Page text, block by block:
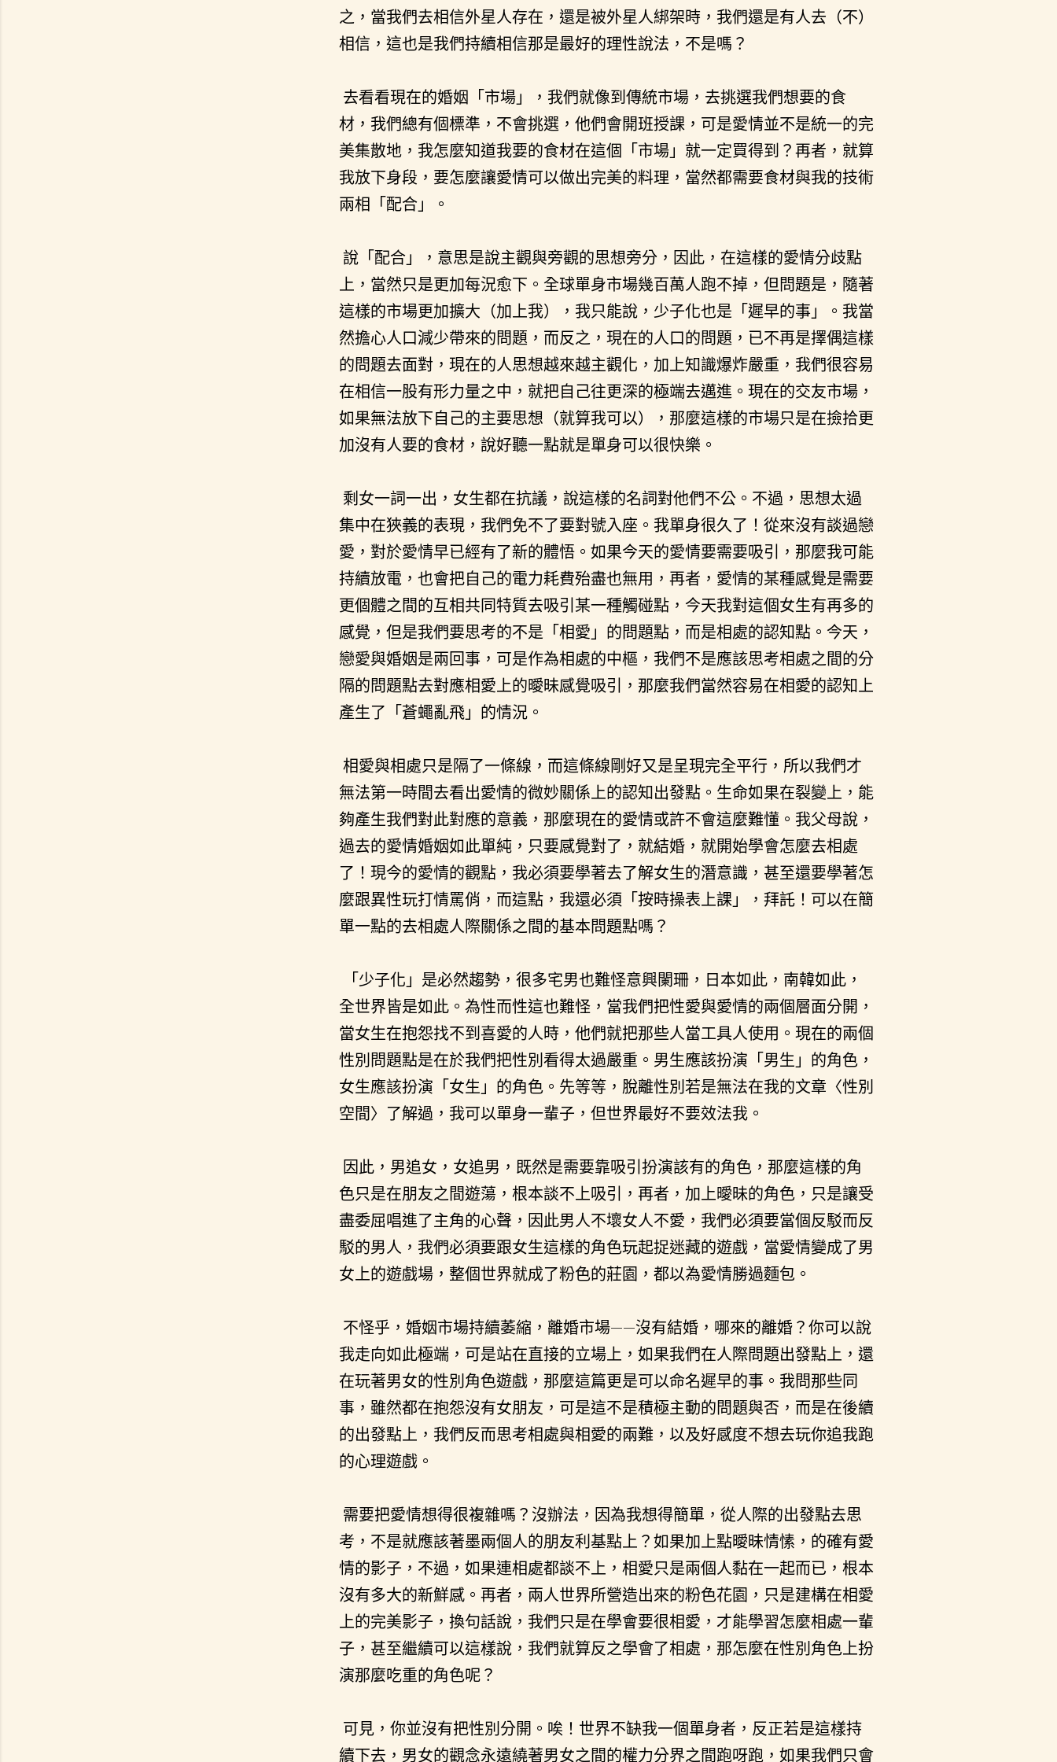
之，當我們去相信外星人存在，還是被外星人綁架時，我們還是有人去（不）
相信，這也是我們持續相信那是最好的理性說法，不是嗎？
去看看現在的婚姻「市場」，我們就像到傳統市場，去挑選我們想要的食
材，我們總有個標準，不會挑選，他們會開班授課，可是愛情並不是統一的完
美集散地，我怎麼知道我要的食材在這個「市場」就一定買得到？再者，就算
我放下身段，要怎麼讓愛情可以做出完美的料理，當然都需要食材與我的技術
兩相「配合」。
說「配合」，意思是說主觀與旁觀的思想旁分，因此，在這樣的愛情分歧點
上，當然只是更加每況愈下。全球單身市場幾百萬人跑不掉，但問題是，隨著
這樣的市場更加擴大（加上我），我只能說，少子化也是「遲早的事」。我當
然擔心人口減少帶來的問題，而反之，現在的人口的問題，已不再是擇偶這樣
的問題去面對，現在的人思想越來越主觀化，加上知識爆炸嚴重，我們很容易
在相信一股有形力量之中，就把自己往更深的極端去邁進。現在的交友市場，
如果無法放下自己的主要思想（就算我可以），那麼這樣的市場只是在撿拾更
加沒有人要的食材，說好聽一點就是單身可以很快樂。
剩女一詞一出，女生都在抗議，說這樣的名詞對他們不公。不過，思想太過
集中在狹義的表現，我們免不了要對號入座。我單身很久了！從來沒有談過戀
愛，對於愛情早已經有了新的體悟。如果今天的愛情要需要吸引，那麼我可能
持續放電，也會把自己的電力耗費殆盡也無用，再者，愛情的某種感覺是需要
更個體之間的互相共同特質去吸引某一種觸碰點，今天我對這個女生有再多的
感覺，但是我們要思考的不是「相愛」的問題點，而是相處的認知點。今天，
戀愛與婚姻是兩回事，可是作為相處的中樞，我們不是應該思考相處之間的分
隔的問題點去對應相愛上的曖昧感覺吸引，那麼我們當然容易在相愛的認知上
產生了「蒼蠅亂飛」的情況。
相愛與相處只是隔了一條線，而這條線剛好又是呈現完全平行，所以我們才
無法第一時間去看出愛情的微妙關係上的認知出發點。生命如果在裂變上，能
夠產生我們對此對應的意義，那麼現在的愛情或許不會這麼難懂。我父母說，
過去的愛情婚姻如此單純，只要感覺對了，就結婚，就開始學會怎麼去相處
了！現今的愛情的觀點，我必須要學著去了解女生的潛意識，甚至還要學著怎
麼跟異性玩打情罵俏，而這點，我還必須「按時操表上課」，拜託！可以在簡
單一點的去相處人際關係之間的基本問題點嗎？
「少子化」是必然趨勢，很多宅男也難怪意興闌珊，日本如此，南韓如此，
全世界皆是如此。為性而性這也難怪，當我們把性愛與愛情的兩個層面分開，
當女生在抱怨找不到喜愛的人時，他們就把那些人當工具人使用。現在的兩個
性別問題點是在於我們把性別看得太過嚴重。男生應該扮演「男生」的角色，
女生應該扮演「女生」的角色。先等等，脫離性別若是無法在我的文章〈性別
空間〉了解過，我可以單身一輩子，但世界最好不要效法我。
因此，男追女，女追男，既然是需要靠吸引扮演該有的角色，那麼這樣的角
色只是在朋友之間遊蕩，根本談不上吸引，再者，加上曖昧的角色，只是讓受
盡委屈唱進了主角的心聲，因此男人不壞女人不愛，我們必須要當個反駁而反
駁的男人，我們必須要跟女生這樣的角色玩起捉迷藏的遊戲，當愛情變成了男
女上的遊戲場，整個世界就成了粉色的莊園，都以為愛情勝過麵包。
不怪乎，婚姻市場持續萎縮，離婚市場——沒有結婚，哪來的離婚？你可以說
我走向如此極端，可是站在直接的立場上，如果我們在人際問題出發點上，還
在玩著男女的性別角色遊戲，那麼這篇更是可以命名遲早的事。我問那些同
事，雖然都在抱怨沒有女朋友，可是這不是積極主動的問題與否，而是在後續
的出發點上，我們反而思考相處與相愛的兩難，以及好感度不想去玩你追我跑
的心理遊戲。
需要把愛情想得很複雜嗎？沒辦法，因為我想得簡單，從人際的出發點去思
考，不是就應該著墨兩個人的朋友利基點上？如果加上點曖昧情愫，的確有愛
情的影子，不過，如果連相處都談不上，相愛只是兩個人黏在一起而已，根本
沒有多大的新鮮感。再者，兩人世界所營造出來的粉色花園，只是建構在相愛
上的完美影子，換句話說，我們只是在學會要很相愛，才能學習怎麼相處一輩
子，甚至繼續可以這樣說，我們就算反之學會了相處，那怎麼在性別角色上扮
演那麼吃重的角色呢？
可見，你並沒有把性別分開。唉！世界不缺我一個單身者，反正若是這樣持
續下去，男女的觀念永遠繞著男女之間的權力分界之間跑呀跑，如果我們只會